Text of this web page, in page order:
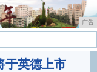
广告
于英德上市